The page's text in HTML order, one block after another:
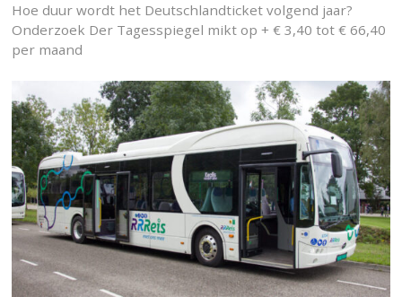
Hoe duur wordt het Deutschlandticket volgend jaar?
Onderzoek Der Tagesspiegel mikt op + € 3,40 tot € 66,40
per maand